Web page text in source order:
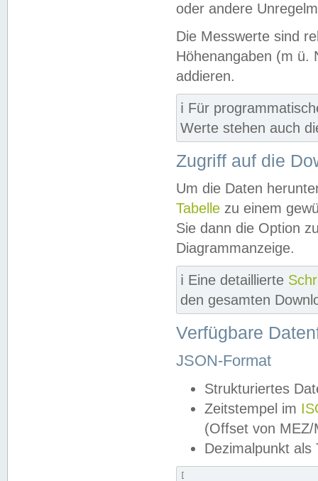
oder andere
Die Messwerte sind
Höhenangaben (m ü.
addieren.
ℹ️ Für
Werte stehen auch
Zugriff auf die
Um die Daten
Tabelle zu einem
Sie dann die Option
Diagrammanzeige.
ℹ️ Eine detaillierte
den gesamten
Verfügbare
JSON-Format
Strukturiertes
Zeitstempel im
(Offset von MEZ/
Dezimalpunkt als
[